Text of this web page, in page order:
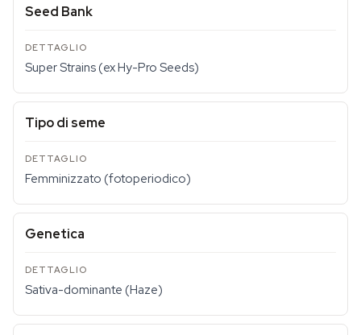
Seed Bank
Super Strains (ex Hy-Pro Seeds)
Tipo di seme
Femminizzato (fotoperiodico)
Genetica
Sativa-dominante (Haze)